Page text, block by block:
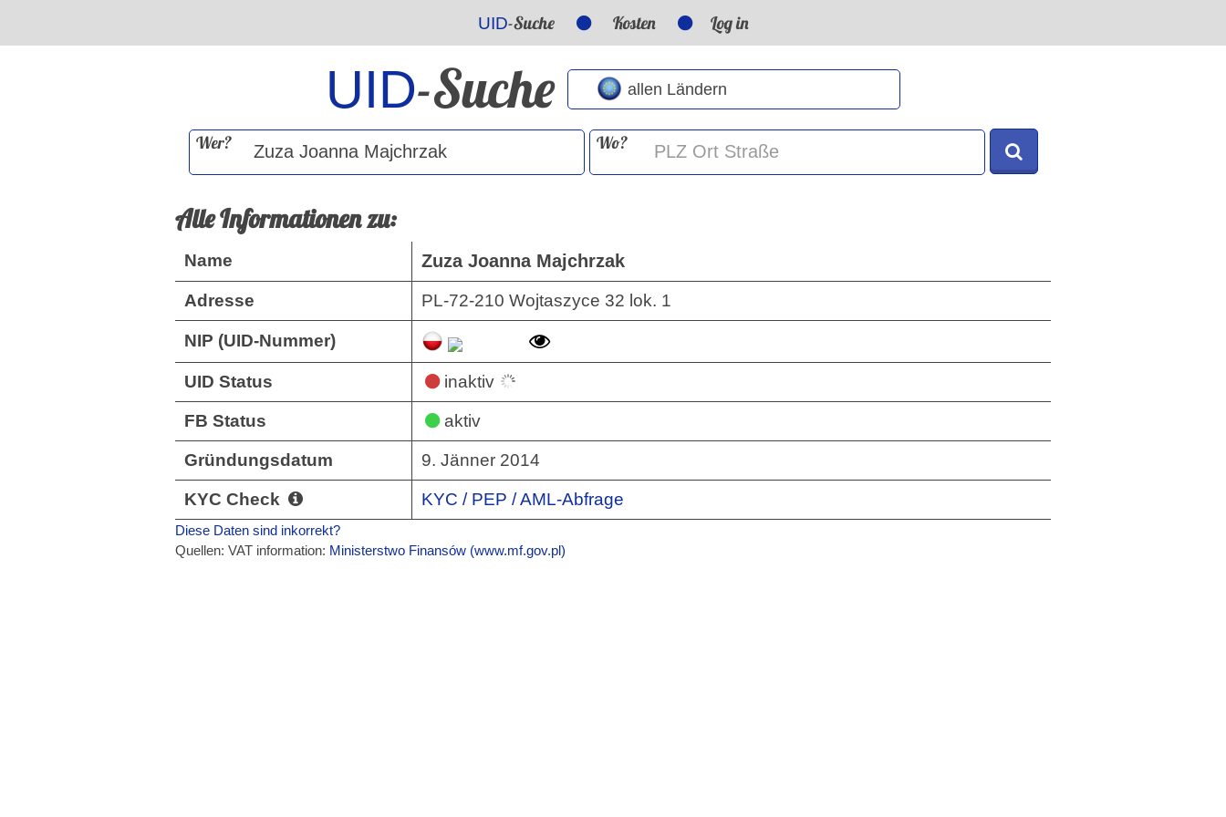
UID-Suche Kosten Log in
UID-Suche
Wer? Wo?
Alle Informationen zu:
Name Zuza Joanna Majchrzak
Adresse PL-72-210 Wojtaszyce 32 lok. 1
NIP (UID-Nummer)
UID Status inaktiv
FB Status aktiv
Gründungsdatum 9. Jänner 2014
KYC Check KYC / PEP / AML-Abfrage
Diese Daten sind inkorrekt?
Quellen: VAT information: Ministerstwo Finansów (www.mf.gov.pl)